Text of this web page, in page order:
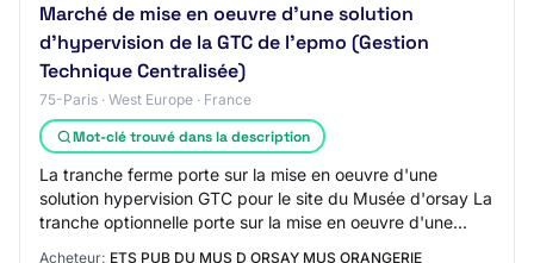
Marché de mise en oeuvre d'une solution
d'hypervision de la GTC de l'epmo (Gestion
Technique Centralisée)
75-Paris · West Europe · France
Mot-clé trouvé dans la description
La tranche ferme porte sur la mise en oeuvre d'une
solution hypervision GTC pour le site du Musée d'orsay La
tranche optionnelle porte sur la mise en oeuvre d'une
Acheteur: ETS PUB DU MUS D ORSAY MUS ORANGERIE